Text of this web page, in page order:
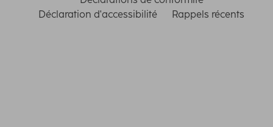
Déclaration d'accessibilité
Rappels récents